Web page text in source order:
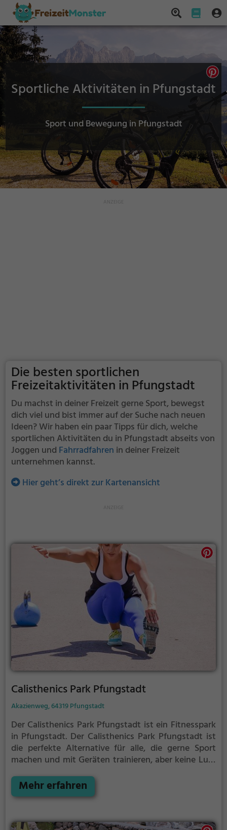
Sportliche Aktivitäten in Pfungstadt
Sport und Bewegung in Pfungstadt
Die besten sportlichen
Freizeitaktivitäten in Pfungstadt
Du machst in deiner Freizeit gerne Sport, bewegst
dich viel und bist immer auf der Suche nach neuen
Ideen? Wir haben ein paar Tipps für dich, welche
sportlichen Aktivitäten du in Pfungstadt abseits von
Joggen und Fahrradfahren in deiner Freizeit
unternehmen kannst.
Hier geht’s direkt zur Kartenansicht
Calisthenics Park Pfungstadt
Akazienweg, 64319 Pfungstadt
Der Calisthenics Park Pfungstadt ist ein Fitnesspark
in Pfungstadt. Der Calisthenics Park Pfungstadt ist
die perfekte Alternative für alle, die gerne Sport
machen und mit Geräten trainieren, aber keine Lust
Mehr erfahren